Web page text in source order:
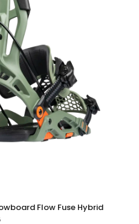
pre-curbat, care distribuie
se adaptează perfect în
cu talpa ghetei tale.
ului pentru un
călcâiului pentru
ghetei și fixare sigură.
perfectă pe placă și
rezistente, pentru o
șuruburi, șaibe) pentru a te
Flow Fuse Hybrid